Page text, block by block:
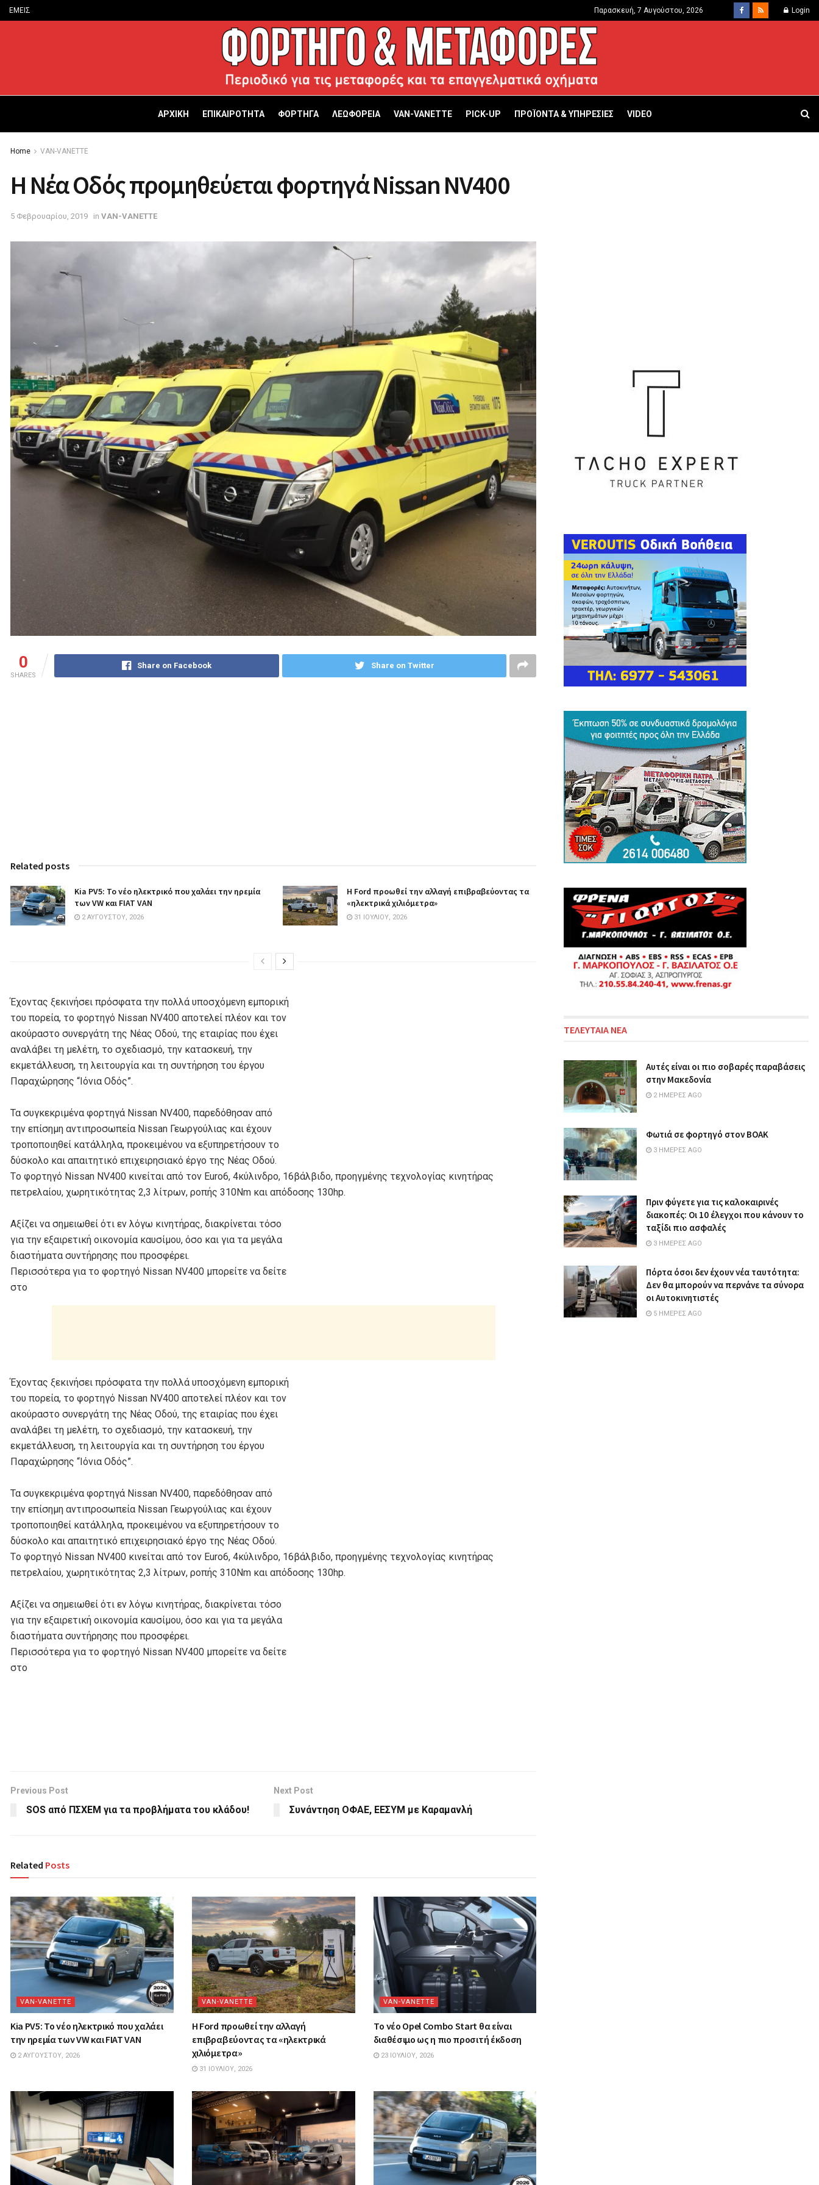
ΕΜΕΙΣ Παρασκευή, 7 Αυγούστου, 2026 Login
ΑΡΧΙΚΗ ΕΠΙΚΑΙΡΟΤΗΤΑ ΦΟΡΤΗΓΑ ΛΕΩΦΟΡΕΙΑ VAN-VANETTΕ PICK-UP ΠΡΟΪΟΝΤΑ & ΥΠΗΡΕΣΙΕΣ VIDEO
Home VAN-VANETTΕ
Η Nέα Οδός προμηθεύεται φορτηγά Nissan NV400
5 Φεβρουαρίου, 2019 in VAN-VANETTΕ
0
SHARES
Share on Facebook Share on Twitter
Related posts
Kia PV5: Το νέο ηλεκτρικό που χαλάει την ηρεμία
των VW και FIAT VAN
2 ΑΥΓΟΎΣΤΟΥ, 2026
Η Ford προωθεί την αλλαγή επιβραβεύοντας τα
«ηλεκτρικά χιλιόμετρα»
31 ΙΟΥΛΊΟΥ, 2026
Έχοντας ξεκινήσει πρόσφατα την πολλά υποσχόμενη εμπορική
του πορεία, το φορτηγό Nissan NV400 αποτελεί πλέον και τον
ακούραστο συνεργάτη της Νέας Οδού, της εταιρίας που έχει
αναλάβει τη μελέτη, το σχεδιασμό, την κατασκευή, την
εκμετάλλευση, τη λειτουργία και τη συντήρηση του έργου
Παραχώρησης “Ιόνια Οδός”.
Τα συγκεκριμένα φορτηγά Nissan ΝV400, παρεδόθησαν από
την επίσημη αντιπροσωπεία Nissan Γεωργούλιας και έχουν
τροποποιηθεί κατάλληλα, προκειμένου να εξυπηρετήσουν το
δύσκολο και απαιτητικό επιχειρησιακό έργο της Νέας Οδού.
Τo φορτηγό Nissan NV400 κινείται από τον Euro6, 4κύλινδρο, 16βάλβιδο, προηγμένης τεχνολογίας κινητήρας
πετρελαίου, χωρητικότητας 2,3 λίτρων, ροπής 310Nm και απόδοσης 130hp.
Αξίζει να σημειωθεί ότι εν λόγω κινητήρας, διακρίνεται τόσο
για την εξαιρετική οικονομία καυσίμου, όσο και για τα μεγάλα
διαστήματα συντήρησης που προσφέρει.
Περισσότερα για το φορτηγό Nissan ΝV400 μπορείτε να δείτε
στο
Έχοντας ξεκινήσει πρόσφατα την πολλά υποσχόμενη εμπορική
του πορεία, το φορτηγό Nissan NV400 αποτελεί πλέον και τον
ακούραστο συνεργάτη της Νέας Οδού, της εταιρίας που έχει
αναλάβει τη μελέτη, το σχεδιασμό, την κατασκευή, την
εκμετάλλευση, τη λειτουργία και τη συντήρηση του έργου
Παραχώρησης “Ιόνια Οδός”.
Τα συγκεκριμένα φορτηγά Nissan ΝV400, παρεδόθησαν από
την επίσημη αντιπροσωπεία Nissan Γεωργούλιας και έχουν
τροποποιηθεί κατάλληλα, προκειμένου να εξυπηρετήσουν το
δύσκολο και απαιτητικό επιχειρησιακό έργο της Νέας Οδού.
Τo φορτηγό Nissan NV400 κινείται από τον Euro6, 4κύλινδρο, 16βάλβιδο, προηγμένης τεχνολογίας κινητήρας
πετρελαίου, χωρητικότητας 2,3 λίτρων, ροπής 310Nm και απόδοσης 130hp.
Αξίζει να σημειωθεί ότι εν λόγω κινητήρας, διακρίνεται τόσο
για την εξαιρετική οικονομία καυσίμου, όσο και για τα μεγάλα
διαστήματα συντήρησης που προσφέρει.
Περισσότερα για το φορτηγό Nissan ΝV400 μπορείτε να δείτε
στο
Previous Post
SOS από ΠΣΧΕΜ για τα προβλήματα του κλάδου!
Next Post
Συνάντηση ΟΦΑΕ, ΕΕΣΥΜ με Καραμανλή
Related Posts
VAN-VANETTΕ
Kia PV5: Το νέο ηλεκτρικό που χαλάει
την ηρεμία των VW και FIAT VAN
2 ΑΥΓΟΎΣΤΟΥ, 2026
VAN-VANETTΕ
Η Ford προωθεί την αλλαγή
επιβραβεύοντας τα «ηλεκτρικά
χιλιόμετρα»
31 ΙΟΥΛΊΟΥ, 2026
VAN-VANETTΕ
Tο νέο Opel Combo Start θα είναι
διαθέσιμο ως η πιο προσιτή έκδοση
23 ΙΟΥΛΊΟΥ, 2026
ΤΕΛΕΥΤΑΙΑ ΝΕΑ
Αυτές είναι οι πιο σοβαρές παραβάσεις
στην Μακεδονία
2 ΗΜΈΡΕΣ AGO
Φωτιά σε φορτηγό στον ΒΟΑΚ
3 ΗΜΈΡΕΣ AGO
Πριν φύγετε για τις καλοκαιρινές
διακοπές: Οι 10 έλεγχοι που κάνουν το
ταξίδι πιο ασφαλές
3 ΗΜΈΡΕΣ AGO
Πόρτα όσοι δεν έχουν νέα ταυτότητα:
Δεν θα μπορούν να περνάνε τα σύνορα
οι Αυτοκινητιστές
5 ΗΜΈΡΕΣ AGO